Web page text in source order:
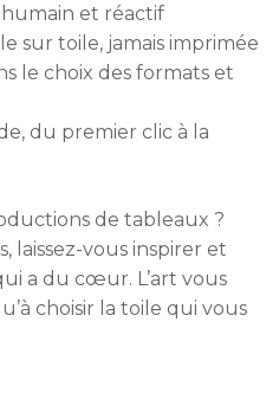
humain et réactif
sur toile, jamais imprimée
le choix des formats et
du premier clic à la
de tableaux ?
laissez-vous inspirer et
a du cœur. L’art vous
choisir la toile qui vous